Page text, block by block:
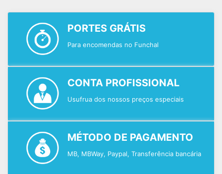
PORTES GRÁTIS
Para encomendas no Funchal
CONTA PROFISSIONAL
Usufrua dos nossos preços especiais
MÉTODO DE PAGAMENTO
MB, MBWay, Paypal, Transferência bancária